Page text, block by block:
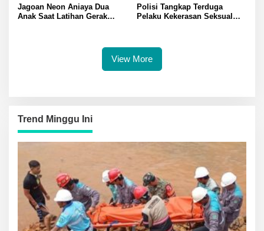
Jagoan Neon Aniaya Dua
Anak Saat Latihan Gerak
Polisi Tangkap Terduga
Pelaku Kekerasan Seksual
View More
Trend Minggu Ini